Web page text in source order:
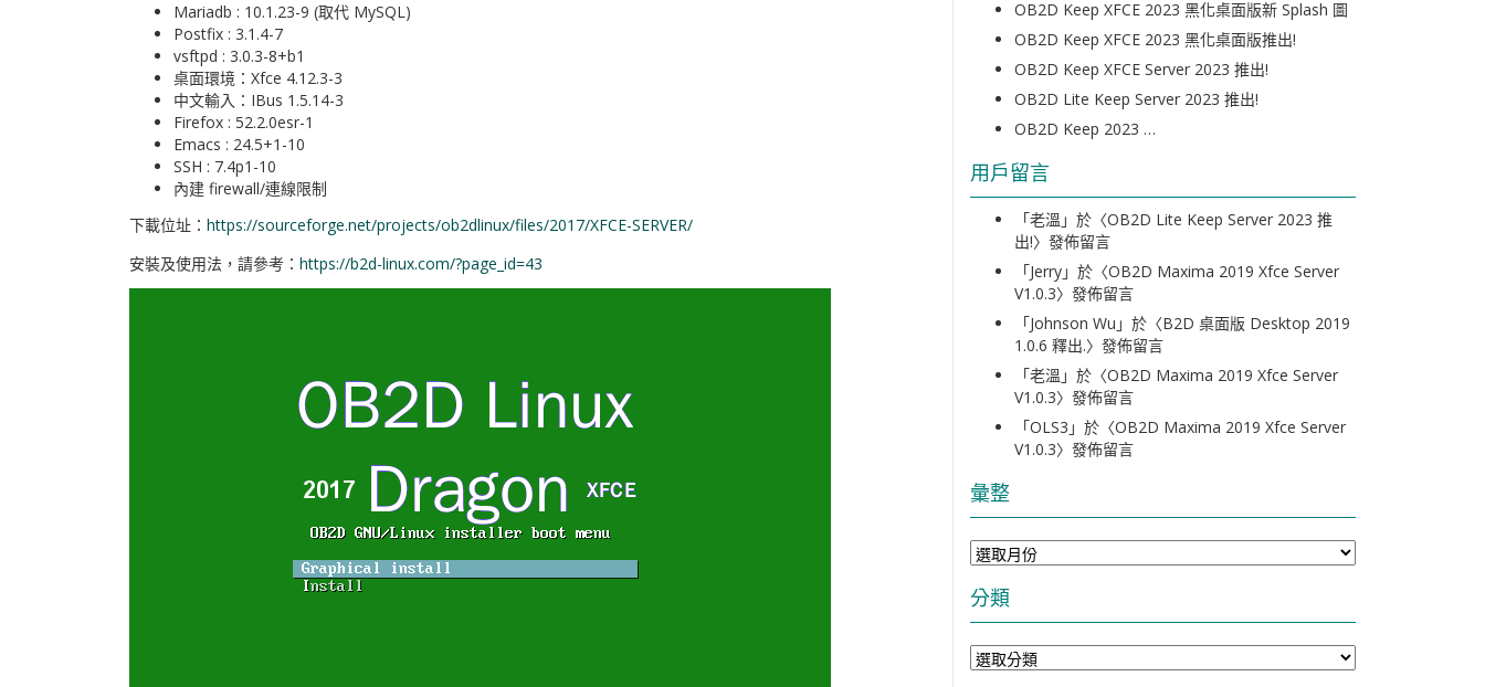
Mariadb : 10.1.23-9 (取代 MySQL)
Postfix : 3.1.4-7
vsftpd : 3.0.3-8+b1
桌面環境：Xfce 4.12.3-3
中文輸入：IBus 1.5.14-3
Firefox : 52.2.0esr-1
Emacs : 24.5+1-10
SSH : 7.4p1-10
內建 firewall/連線限制
下載位址： https://sourceforge.net/projects/ob2dlinux/files/2017/XFCE-SERVER/
安裝及使用法，請參考： https://b2d-linux.com/?page_id=43
OB2D Keep XFCE 2023 黑化桌面版新 Splash 圖
OB2D Keep XFCE 2023 黑化桌面版推出!
OB2D Keep XFCE Server 2023 推出!
OB2D Lite Keep Server 2023 推出!
OB2D Keep 2023 …
用戶留言
「老溫 」於〈OB2D Lite Keep Server 2023 推
出!〉發佈留言
「Jerry」於〈OB2D Maxima 2019 Xfce Server
V1.0.3〉發佈留言
「Johnson Wu 」於〈B2D 桌面版 Desktop 2019
1.0.6 釋出.〉發佈留言
「老溫 」於〈OB2D Maxima 2019 Xfce Server
V1.0.3〉發佈留言
「OLS3 」於〈OB2D Maxima 2019 Xfce Server
V1.0.3〉發佈留言
彙整
彙
整
分類
分
類